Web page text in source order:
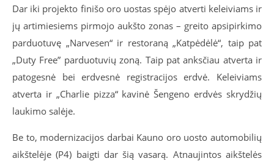
Dar iki projekto finišo oro uostas spėjo atverti keleiviams ir
jų artimiesiems pirmojo aukšto zonas – greito apsipirkimo
parduotuvę „Narvesen“ ir restoraną „Katpėdėlė“, taip pat
„Duty Free” parduotuvių zoną. Taip pat anksčiau atverta ir
patogesnė bei erdvesnė registracijos erdvė. Keleiviams
atverta ir „Charlie pizza“ kavinė Šengeno erdvės skrydžių
laukimo salėje.
Be to, modernizacijos darbai Kauno oro uosto automobilių
aikštelėje (P4) baigti dar šią vasarą. Atnaujintos aikštelės